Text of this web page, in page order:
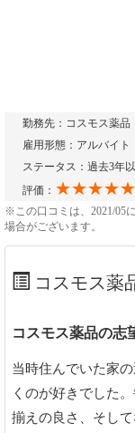
勤務先：コスモス薬品
雇用形態：アルバイト
ステータス：過去3年
評価： ★★★★★
※この口コミは、2021/05
場合がございます。
コスモス薬
コスモス薬品の志
当時住んでいた家
くのが好きでした
揃えの良さ、そし